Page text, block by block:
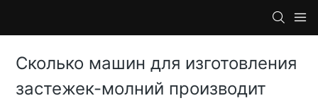
Сколько машин для изготовления
застежек-молний производит